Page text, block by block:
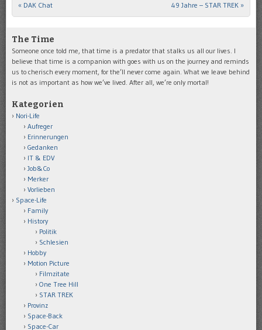
Post navigation
« DAK Chat 49 Jahre – STAR TREK »
The Time
Someone once told me, that time is a predator that stalks us all our lives. I
believe that time is a companion with goes with us on the journey and reminds
us to cherisch every moment, for the’ll never come again. What we leave behind
is not as important as how we’ve lived. After all, we’re only mortal!
Kategorien
Nori-Life
Aufreger
Erinnerungen
Gedanken
IT & EDV
Job&Co
Merker
Vorlieben
Space-Life
Family
History
Politik
Schlesien
Hobby
Motion Picture
Filmzitate
One Tree Hill
STAR TREK
Provinz
Space-Back
Space-Car